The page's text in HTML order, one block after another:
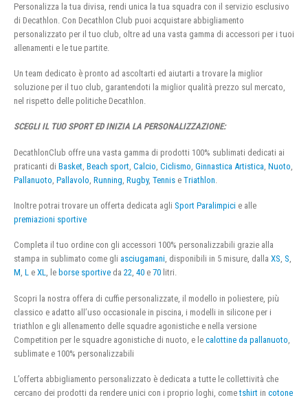
Personalizza la tua divisa, rendi unica la tua squadra con il servizio esclusivo
di Decathlon. Con Decathlon Club puoi acquistare abbigliamento
personalizzato per il tuo club, oltre ad una vasta gamma di accessori per i tuoi
allenamenti e le tue partite.
Un team dedicato è pronto ad ascoltarti ed aiutarti a trovare la miglior
soluzione per il tuo club, garantendoti la miglior qualità prezzo sul mercato,
nel rispetto delle politiche Decathlon.
SCEGLI IL TUO SPORT ED INIZIA LA PERSONALIZZAZIONE:
DecathlonClub offre una vasta gamma di prodotti 100% sublimati dedicati ai
praticanti di Basket Beach sport Calcio Ciclismo Ginnastica Artistica Nuoto
Pallanuoto Pallavolo Running Rugby, Tennis e Triathlon
Inoltre potrai trovare un offerta dedicata agli Sport Paralimpici e alle
premiazioni sportive
Completa il tuo ordine con gli accessori 100% personalizzabili grazie alla
stampa in sublimato come gli asciugamani, disponibili in 5 misure, dalla XS, S,
M, L e XL, le borse sportive da 22, 40 e 70 litri.
Scopri la nostra offera di cuffie personalizzate, il modello in poliestere, più
classico e adatto all’uso occasionale in piscina, i modelli in silicone per i
triathlon e gli allenamento delle squadre agonistiche e nella versione
Competition per le squadre agonistiche di nuoto, e le calottine da pallanuoto
sublimate e 100% personalizzabili
L’offerta abbigliamento personalizzato è dedicata a tutte le collettività che
cercano dei prodotti da rendere unici con i proprio loghi, cometshirt in cotone